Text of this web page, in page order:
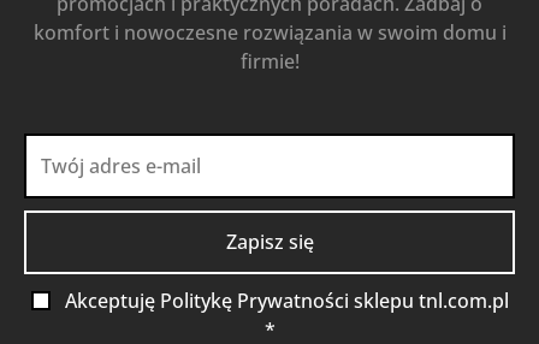
komfort i nowoczesne rozwiązania w swoim domu i
firmie!
Akceptuję Politykę Prywatności sklepu tnl.com.pl
*